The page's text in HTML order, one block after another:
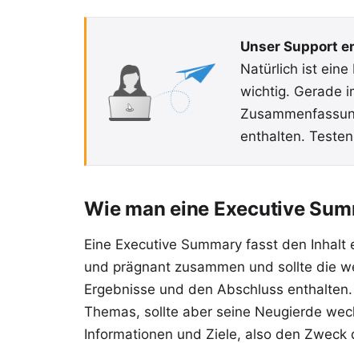
Unser Support
Natürlich ist eine
wichtig. Gerade
enthalten.
Wie man eine Executive
Eine Executive Summary fasst den
und prägnant zusammen und sollte die
Ergebnisse und den Abschluss
Themas, sollte aber seine Neugierde
Informationen und Ziele, also den